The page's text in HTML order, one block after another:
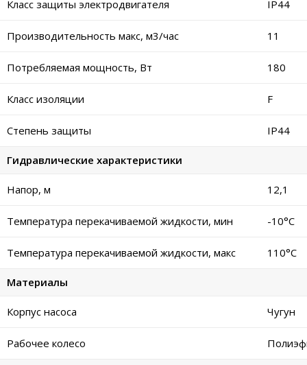
Класс защиты электродвигателя IP44
Производительность макс, м3/час 11
Потребляемая мощность, Вт 180
Класс изоляции F
Степень защиты IP44
Гидравлические характеристики
Напор, м 12,1
Температура перекачиваемой жидкости, мин -10°C
Температура перекачиваемой жидкости, макс 110°C
Материалы
Корпус насоса Чугун
Рабочее колесо